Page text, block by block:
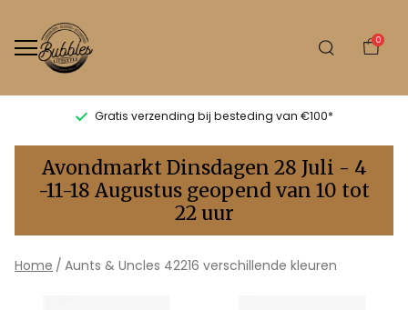
0
Gratis verzending bij besteding van €100*
Aunts
Uncles
42216
Avondmarkt Dinsdagen 28 Juli - 4
-11-18 Augustus geopend van 10 tot
22 uur
Home Aunts & Uncles 42216 verschillende kleuren